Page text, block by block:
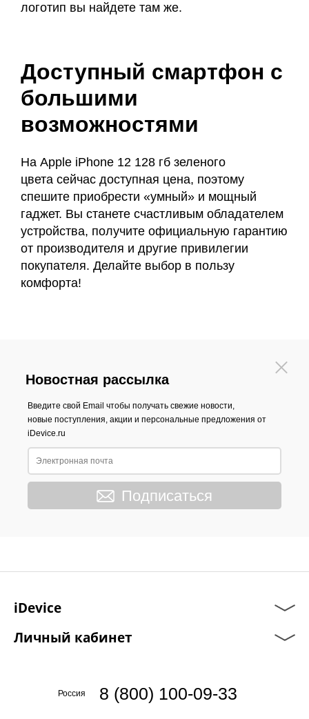
логотип вы найдете там же.
Доступный смартфон с
большими
возможностями
На Apple iPhone 12 128 гб зеленого
цвета сейчас доступная цена, поэтому
спешите приобрести «умный» и мощный
гаджет. Вы станете счастливым обладателем
устройства, получите официальную гарантию
от производителя и другие привилегии
покупателя. Делайте выбор в пользу
комфорта!
Новостная рассылка
Введите свой Email чтобы получать свежие новости,
новые поступления, акции и персональные предложения от
iDevice.ru
Подписаться
iDevice
Личный кабинет
Россия 8 (800) 100-09-33